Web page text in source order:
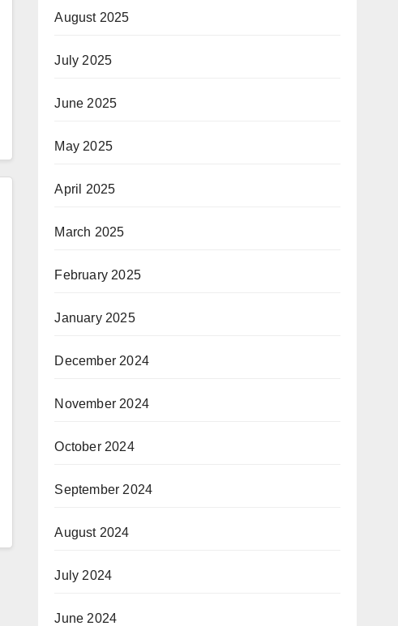
August 2025
July 2025
June 2025
May 2025
April 2025
March 2025
February 2025
January 2025
December 2024
November 2024
October 2024
September 2024
August 2024
July 2024
June 2024